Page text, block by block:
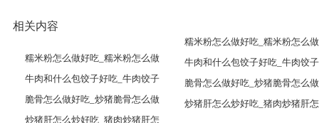
相关内容
糯米粉怎么做好吃_糯米粉怎么做
牛肉和什么包饺子好吃_牛肉饺子
脆骨怎么做好吃_炒猪脆骨怎么做
炒猪肝怎么炒好吃_猪肉炒猪肝怎
糯米粉怎么做好吃_糯米粉怎么做
牛肉和什么包饺子好吃_牛肉饺子
脆骨怎么做好吃_炒猪脆骨怎么做
炒猪肝怎么炒好吃_猪肉炒猪肝怎